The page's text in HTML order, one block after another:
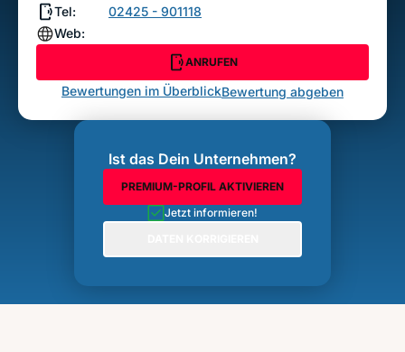
Tel:
02425 - 901118
Web:
ANRUFEN
Bewertungen im ÜberblickBewertung abgeben
Ist das Dein Unternehmen?
PREMIUM-PROFIL AKTIVIEREN
Jetzt informieren!